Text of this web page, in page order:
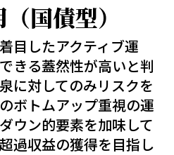
国債型）
目したアクティブ運
きる蓋然性が高いと判
に対してのみリスクを
ボトムアップ重視の運
ウン的要素を加味して
過収益の獲得を目指し